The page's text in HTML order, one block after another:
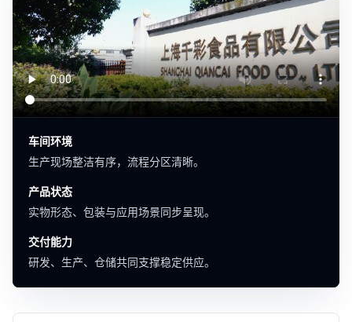
车间环境
生产现场整洁有序，流程分区清晰。
产品状态
实物形态、包装与应用场景同步呈现。
交付能力
研发、生产、仓储共同支撑稳定供应。